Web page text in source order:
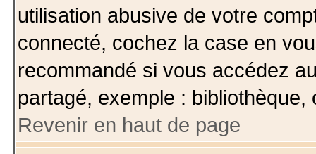
utilisation abusive de votre
connecté, cochez la case en
recommandé si vous accédez
partagé, exemple :
Revenir en haut de page